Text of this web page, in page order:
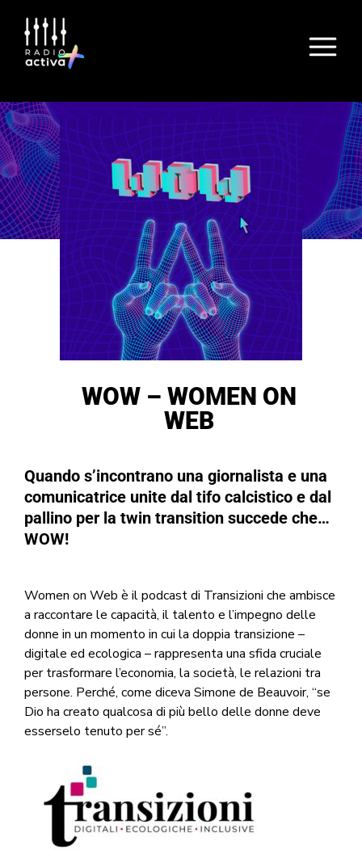
WOW – WOMEN ON
WEB
Quando s’incontrano una giornalista e una
comunicatrice unite dal tifo calcistico e dal
pallino per la twin transition succede che…
WOW!
Women on Web è il podcast di Transizioni che ambisce
a raccontare le capacità, il talento e l’impegno delle
donne in un momento in cui la doppia transizione –
digitale ed ecologica – rappresenta una sfida cruciale
per trasformare l’economia, la società, le relazioni tra
persone. Perché, come diceva Simone de Beauvoir, “se
Dio ha creato qualcosa di più bello delle donne deve
esserselo tenuto per sé”.